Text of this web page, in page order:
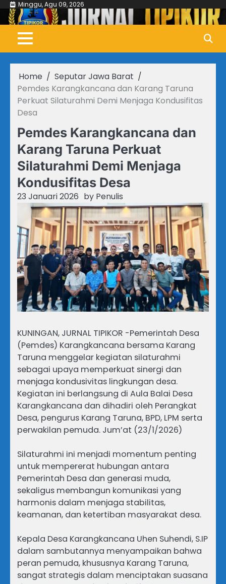
Skip
content
Minggu, Agu 09, 2026
Home
Seputar Jawa Barat
Pemdes Karangkancana dan Karang Taruna
Perkuat Silaturahmi Demi Menjaga Kondusifitas
Desa
Pemdes Karangkancana dan
Karang Taruna Perkuat
Silaturahmi Demi Menjaga
Kondusifitas Desa
23 Januari 2026 by Penulis
KUNINGAN, JURNAL TIPIKOR -Pemerintah Desa
(Pemdes) Karangkancana bersama Karang
Taruna menggelar kegiatan silaturahmi
sebagai upaya memperkuat sinergi dan
menjaga kondusivitas lingkungan desa.
Kegiatan ini berlangsung di Aula Balai Desa
Karangkancana dan dihadiri oleh Perangkat
Desa, pengurus Karang Taruna, BPD, LPM serta
perwakilan pemuda. Jum’at (23/1/2026)
Silaturahmi ini menjadi momentum penting
untuk mempererat hubungan antara
Pemerintah Desa dan generasi muda,
sekaligus membangun komunikasi yang
harmonis dalam menjaga stabilitas,
keamanan, dan ketertiban masyarakat desa.
Kepala Desa Karangkancana Uhen Suhendi, S.IP
dalam sambutannya menyampaikan bahwa
peran pemuda, khususnya Karang Taruna,
sangat strategis dalam menciptakan suasana